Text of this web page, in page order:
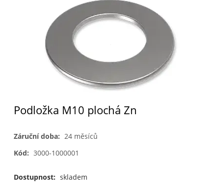
Podložka M10 plochá Zn
Záruční doba: 24 měsíců
Kód: 3000-1000001
Dostupnost: skladem